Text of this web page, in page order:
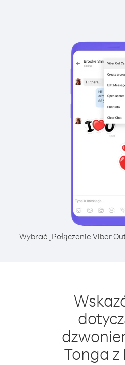
Wybrać „Połączenie Viber
Tonga z